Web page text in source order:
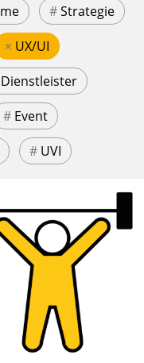
#Strategie
× UX/UI
Dienstleister
# Event
# UVI